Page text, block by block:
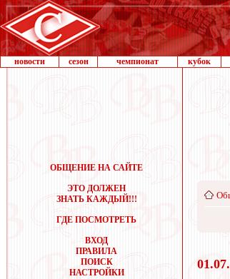
новости сезон чемпионат кубок
ОБЩЕНИЕ НА САЙТЕ
ЭТО ДОЛЖЕН
ЗНАТЬ КАЖДЫЙ!!!
ГДЕ ПОСМОТРЕТЬ
ВХОД
ПРАВИЛА
ПОИСК
НАСТРОЙКИ